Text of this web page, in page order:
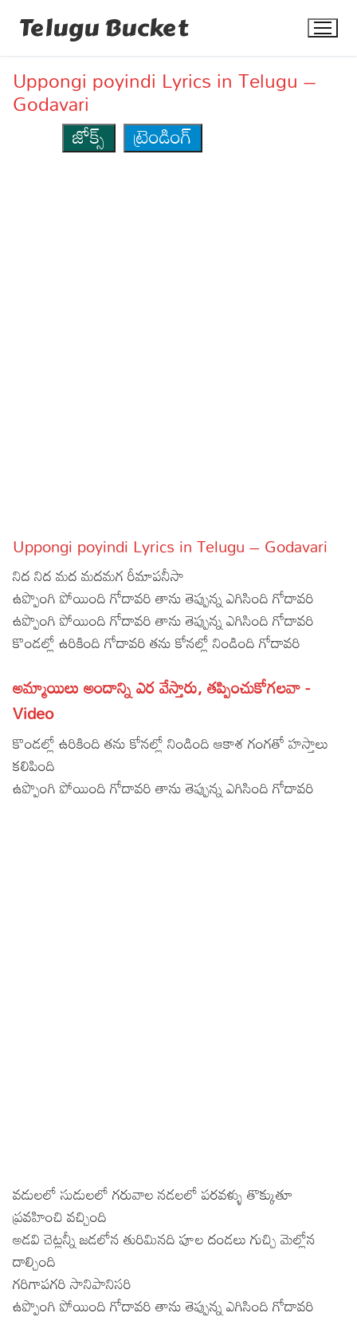
Telugu Bucket
Articles
Facts
Devotional
Hinduism
Lyrics in Hindi – Devotional Songs
Lyrics in Hindi – Movie Songs
Tamil
Lyrics in Tamil – Devotional Songs
Lyrics in Tamil – Movie Songs
Kannada
Lyrics in Kannada – Movie Songs
Uppongi poyindi Lyrics in Telugu –
Godavari
జోక్స్
ట్రెండింగ్
Uppongi poyindi Lyrics in Telugu – Godavari
నిద నిద మద మదమగ రీమాపనీసా
ఉప్పొంగి పోయింది గోదావరి తాను తెప్పున్న ఎగిసింది గోదావరి
ఉప్పొంగి పోయింది గోదావరి తాను తెప్పున్న ఎగిసింది గోదావరి
కొండల్లో ఉరికింది గోదావరి తను కోనల్లో నిండింది గోదావరి
అమ్మాయిలు అందాన్ని ఎర వేస్తారు, తప్పించుకోగలవా -
Video
కొండల్లో ఉరికింది తను కోనల్లో నిండింది ఆకాశ గంగతో హస్తాలు
కలిపింది
ఉప్పొంగి పోయింది గోదావరి తాను తెప్పున్న ఎగిసింది గోదావరి
వడులలో సుడులలో గరువాల నడలలో పరవళ్ళు తొక్కుతూ
ప్రవహించి వచ్చింది
అడవి చెట్లన్నీ జడలోన తురిమినది పూల దండలు గుచ్చి మెల్లోన
దాల్చింది
గరిగాపగరి సానిపానిసరి
ఉప్పొంగి పోయింది గోదావరి తాను తెప్పున్న ఎగిసింది గోదావరి